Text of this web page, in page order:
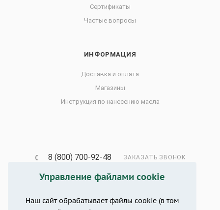
Управление файлами cookie
Наш сайт обрабатывает файлы cookie (в том
Сертификаты
Частые вопросы
ИНФОРМАЦИЯ
Доставка и оплата
Магазины
Инструкция по нанесению масла
8 (800) 700-92-48 ЗАКАЗАТЬ ЗВОНОК
info@zhivica.pro
Краснодарский край, г. Анапа, ул.
Шевченко, 65, 2 этаж